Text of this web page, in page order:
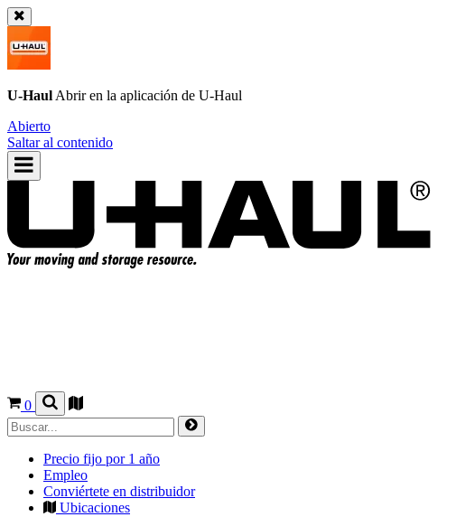
U-Haul Abrir en la aplicación de U-Haul
Abierto
Saltar al contenido
0
Precio fijo por 1 año
Empleo
Conviértete en distribuidor
Ubicaciones